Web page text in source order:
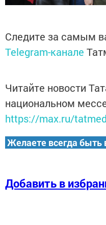
Следите за самым
Telegram-канале
Читайте новости
национальном
https://max.ru/
Желаете всегда быть
Добавить в